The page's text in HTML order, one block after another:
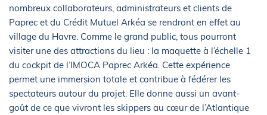
nombreux collaborateurs, administrateurs et clients de
Paprec et du Crédit Mutuel Arkéa se rendront en effet au
village du Havre. Comme le grand public, tous pourront
visiter une des attractions du lieu : la maquette à l’échelle 1
du cockpit de l’IMOCA Paprec Arkéa. Cette expérience
permet une immersion totale et contribue à fédérer les
spectateurs autour du projet. Elle donne aussi un avant-
goût de ce que vivront les skippers au cœur de l’Atlantique